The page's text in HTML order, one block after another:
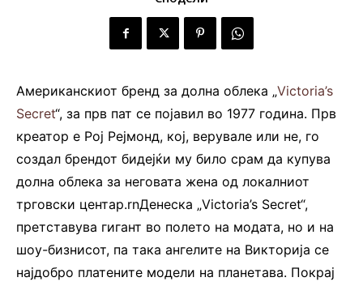
Американскиот бренд за долна облека „Victoria’s
Secret“, за прв пат се појавил во 1977 година. Прв
креатор е Рој Рејмонд, кој, верувале или не, го
создал брендот бидејќи му било срам да купува
долна облека за неговата жена од локалниот
трговски центар.rnДенеска „Victoria’s Secret“,
претставува гигант во полето на модата, но и на
шоу-бизнисот, па така ангелите на Викторија се
најдобро платените модели на планетава. Покрај